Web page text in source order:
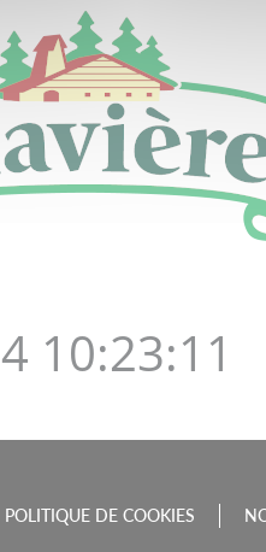
10:23:11
POLITIQUE DE COOKIES